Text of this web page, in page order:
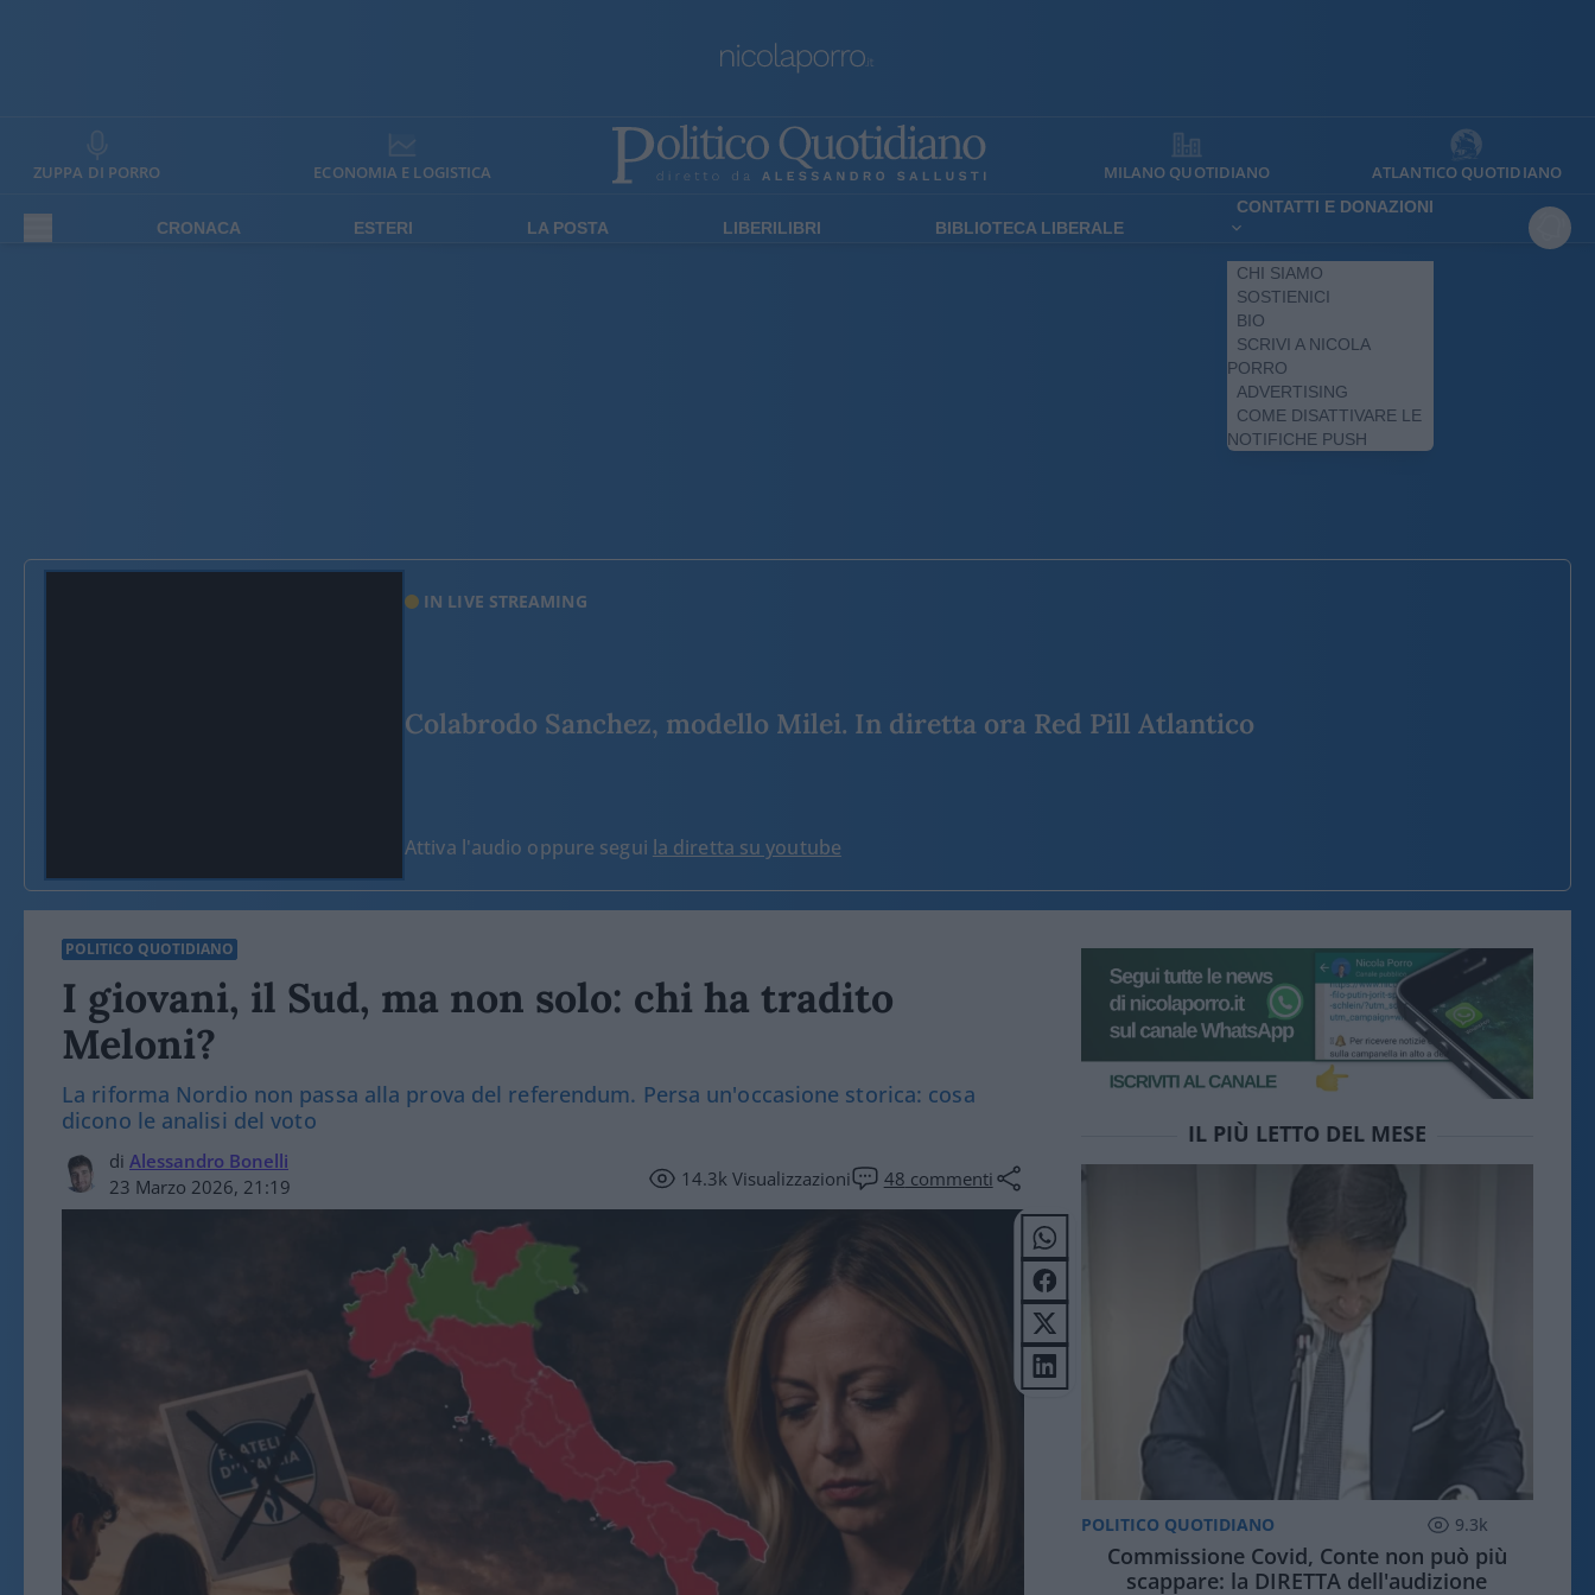
ZUPPA DI PORRO ECONOMIA E LOGISTICA MILANO QUOTIDIANO ATLANTICO QUOTIDIANO
CRONACA ESTERI LA POSTA LIBERILIBRI BIBLIOTECA LIBERALE
CONTATTI E DONAZIONI
CHI SIAMO
SOSTIENICI
BIO
SCRIVI A NICOLA
PORRO
ADVERTISING
COME DISATTIVARE LE
NOTIFICHE PUSH
IN LIVE STREAMING
Colabrodo Sanchez, modello Milei. In diretta ora Red Pill Atlantico
Attiva l'audio oppure segui la diretta su youtube
POLITICO QUOTIDIANO
I giovani, il Sud, ma non solo: chi ha tradito
Meloni?
La riforma Nordio non passa alla prova del referendum. Persa un'occasione storica: cosa
dicono le analisi del voto
di Alessandro Bonelli
23 Marzo 2026, 21:19
14.3kVisualizzazioni 48 commenti
IL PIÙ LETTO DEL MESE
POLITICO QUOTIDIANO 9.3k
Commissione Covid, Conte non può più
scappare: la DIRETTA dell'audizione